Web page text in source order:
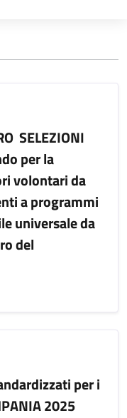
SELEZIONI
per la
volontari da
a programmi
universale da
del
per i
2025